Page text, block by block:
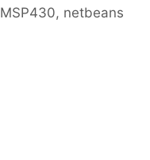
MSP430, netbeans